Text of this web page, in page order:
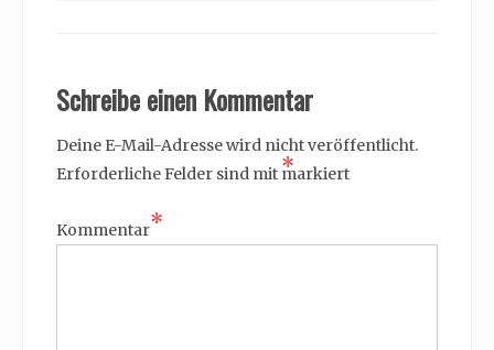
Schreibe einen Kommentar
Deine E-Mail-Adresse wird nicht veröffentlicht.
Erforderliche Felder sind mit *
markiert
Kommentar*